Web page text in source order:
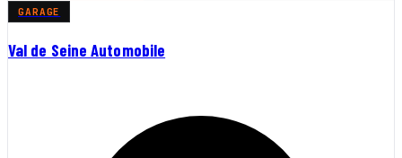
GARAGE
Val de Seine Automobile